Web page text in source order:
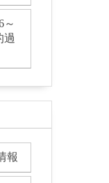
～
過
報